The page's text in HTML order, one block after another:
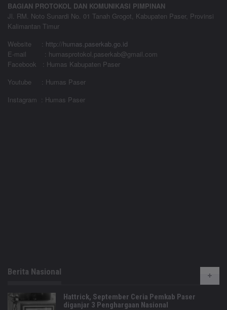
BAGIAN PROTOKOL DAN KOMUNIKASI PIMPINAN
Jl. RM. Noto Sunardi No. 01 Tanah Grogot, Kabupaten Paser, Provinsi
Kalimantan Timur
Website
: http://humas.paserkab.go.id
E-mail : humasprotokol.paserkab@gmail.com
Facebook : Humas Kabupaten Paser
Youtube : Humas Paser
Instagram : Humas Paser
Berita Nasional
Hattrick, September Ceria Pemkab Paser
diganjar 3 Penghargaan Nasional